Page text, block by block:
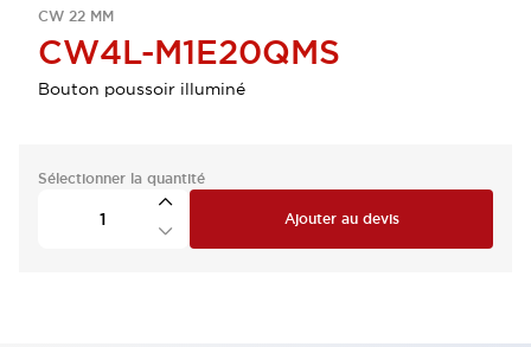
CW 22 MM
CW4L-M1E20QMS
Bouton poussoir illuminé
Sélectionner la quantité
Ajouter au devis